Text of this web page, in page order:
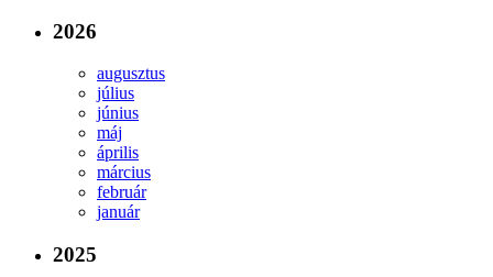
2026
augusztus
július
június
máj
április
március
február
január
2025